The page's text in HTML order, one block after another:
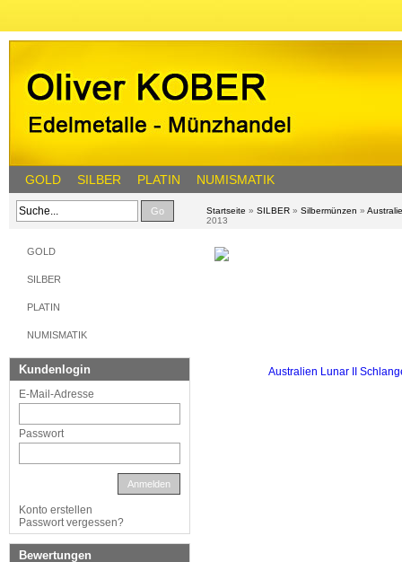
GOLD SILBER PLATIN NUMISMATIK
Go Startseite » SILBER » Silbermünzen »
2013
GOLD
SILBER
PLATIN
NUMISMATIK
Kundenlogin
E-Mail-Adresse
Passwort
Anmelden
Konto erstellen
Passwort vergessen?
Bewertungen